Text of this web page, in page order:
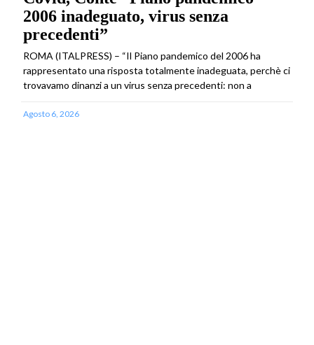
2006 inadeguato, virus senza
precedenti”
ROMA (ITALPRESS) – “Il Piano pandemico del 2006 ha
rappresentato una risposta totalmente inadeguata, perchè ci
trovavamo dinanzi a un virus senza precedenti: non a
Agosto 6, 2026